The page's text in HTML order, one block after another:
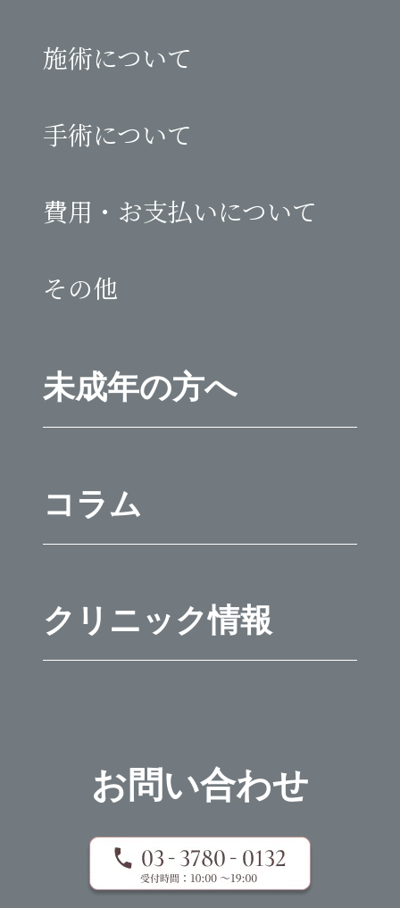
施術について
手術について
費用・お支払いについて
その他
未成年の方へ
コラム
クリニック情報
お問い合わせ